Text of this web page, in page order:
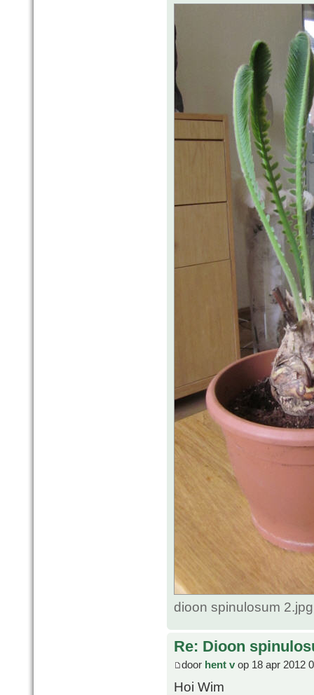
dioon spinulosum
Re: Dioon
door hent v op 18 apr 2012
Hoi Wim